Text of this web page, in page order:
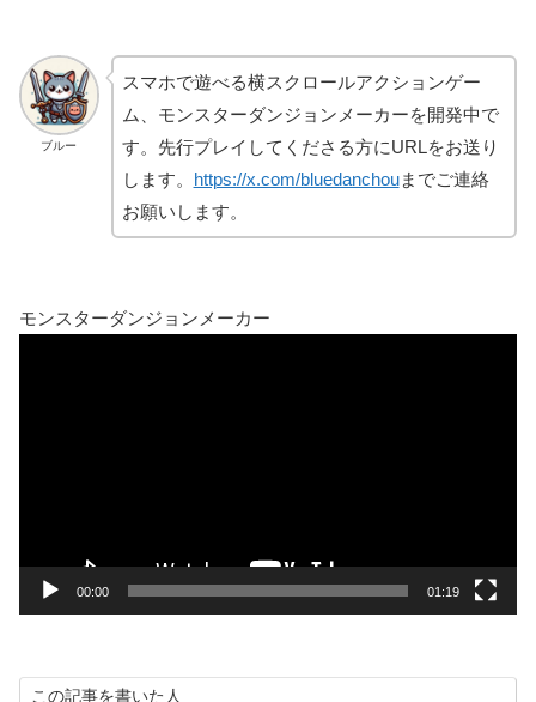
ブルー
スマホで遊べる横スクロールアクションゲー
ム、モンスターダンジョンメーカーを開発中で
す。先行プレイしてくださる方にURLをお送り
します。 https://x.com/bluedanchouまでご連絡
お願いします。
モンスターダンジョンメーカー
00:00 01:19
この記事を書いた人